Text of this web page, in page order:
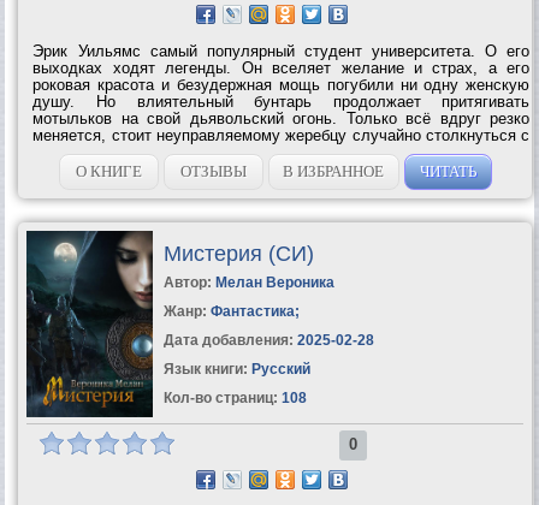
Эрик Уильямс самый популярный студент университета. О его
выходках ходят легенды. Он вселяет желание и страх, а его
роковая красота и безудержная мощь погубили ни одну женскую
душу. Но влиятельный бунтарь продолжает притягивать
мотыльков на свой дьявольский огонь. Только всё вдруг резко
меняется, стоит неуправляемому жеребцу случайно столкнуться с
новенькой студенткой… Содержит нецензурную...
О КНИГЕ
ОТЗЫВЫ В ИЗБРАННОЕ ЧИТАТЬ
Мистерия (СИ)
Автор: Мелан Вероника
Жанр: Фантастика;
Дата добавления: 2025-02-28
Язык книги: Русский
Кол-во страниц: 108
0